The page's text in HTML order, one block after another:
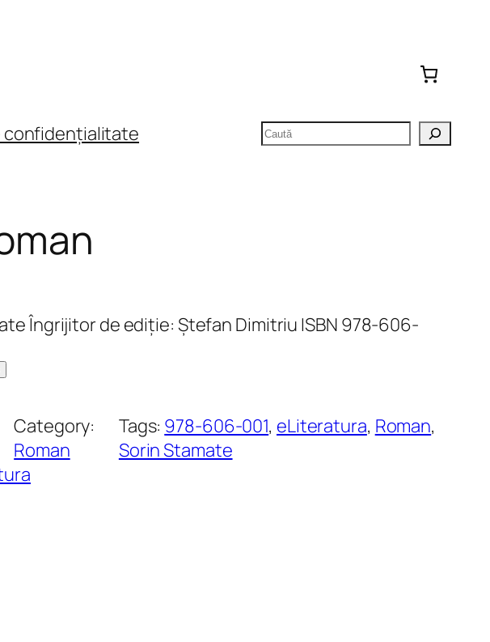
confidențialitate Caută
Îngrijitor de ediție: Ștefan Dimitriu ISBN 978-606-
Category:
Roman
Tags: 978-606-001, eLiteratura, Roman
Sorin Stamate